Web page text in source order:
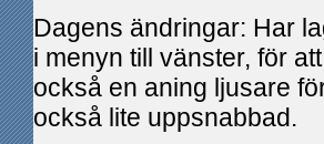
Dagens ändringar: Har
i menyn till vänster, för
också en aning ljusare
också lite uppsnabbad.